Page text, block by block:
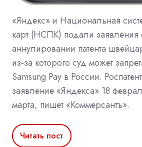
«Яндекс» и Национальная
карт (НСПК) подали заявления
аннулировании патента
из-за которого суд может
Samsung Pay в России.
заявление «Яндекса» 18
марта, пишет «Коммерсантъ».
Читать пост